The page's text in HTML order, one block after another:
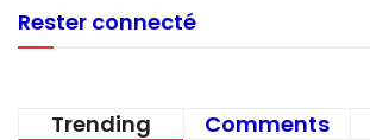
Rester connecté
Trending Comments